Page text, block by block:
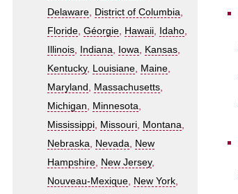
Delaware, District of Columbia,
Floride, Géorgie, Hawaii, Idaho,
Illinois, Indiana, Iowa, Kansas,
Kentucky, Louisiane, Maine,
Maryland , Massachusetts,
Michigan, Minnesota,
Mississippi, Missouri, Montana,
Nebraska, Nevada, New
Hampshire, New Jersey,
Nouveau-Mexique, New York,